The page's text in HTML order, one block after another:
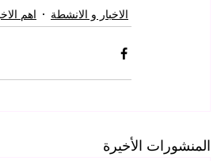
الاخبار و الانشطة اهم
المنشورات الأخيرة